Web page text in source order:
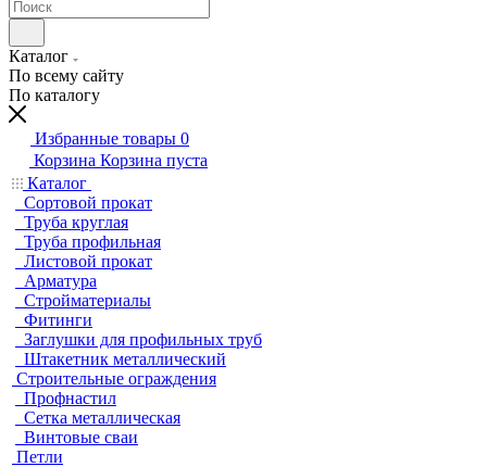
Каталог
По всему сайту
По каталогу
Избранные товары 0
Корзина Корзина пуста
Каталог
Сортовой прокат
Труба круглая
Труба профильная
Листовой прокат
Арматура
Стройматериалы
Фитинги
Заглушки для профильных труб
Штакетник металлический
Строительные ограждения
Профнастил
Сетка металлическая
Винтовые сваи
Петли